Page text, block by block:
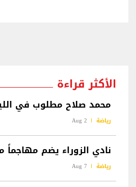
الأكثر قراءة
محمد صلاح مطلوب في
رياضة 2 Aug
نادي الزوراء يضم مهاجماً
رياضة 7 Aug